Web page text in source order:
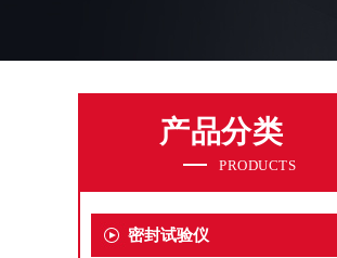
产品分类
PRODUCTS
密封试验仪